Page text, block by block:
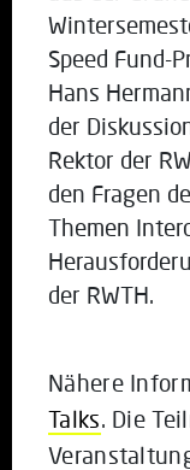
Speed Fund-
Hans
der
Rektor der
den Fragen
Themen
der RWTH.
Nähere
Talks. Die